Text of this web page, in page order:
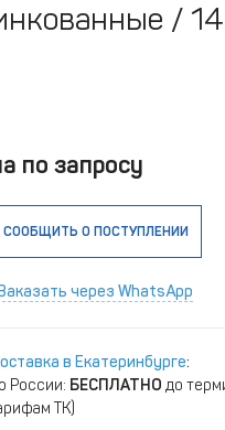
/
по запросу
СООБЩИТЬ О ПОСТУПЛЕНИИ
через WhatsApp
в Екатеринбурге:
России: БЕСПЛАТНО до
ТК)